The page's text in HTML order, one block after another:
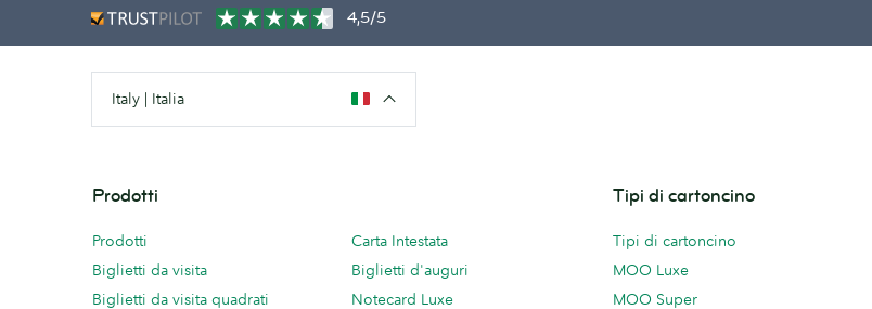
4,5/5
Italy | Italia
Prodotti
Prodotti
Biglietti da visita
Biglietti da visita quadrati
Carta Intestata
Biglietti d'auguri
Notecard Luxe
Tipi di cartoncino
Tipi di cartoncino
MOO Luxe
MOO Super